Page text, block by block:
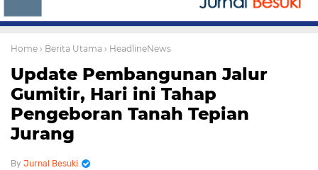
Home › Berita Utama › HeadlineNews
Update Pembangunan Jalur
Gumitir, Hari ini Tahap
Pengeboran Tanah Tepian
Jurang
Jurnal Besuki